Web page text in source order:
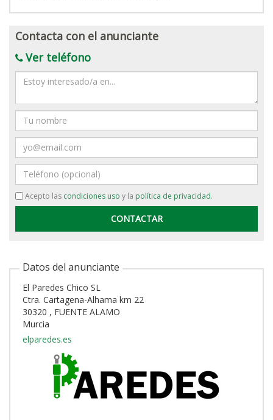
Contacta con el anunciante
Ver teléfono
Mensaje
Nombre
Email
Teléfono
Acepto las condiciones uso y la política de privacidad.
Datos del anunciante
El Paredes Chico SL
Ctra. Cartagena-Alhama km 22
30320 , FUENTE ALAMO
Murcia
elparedes.es